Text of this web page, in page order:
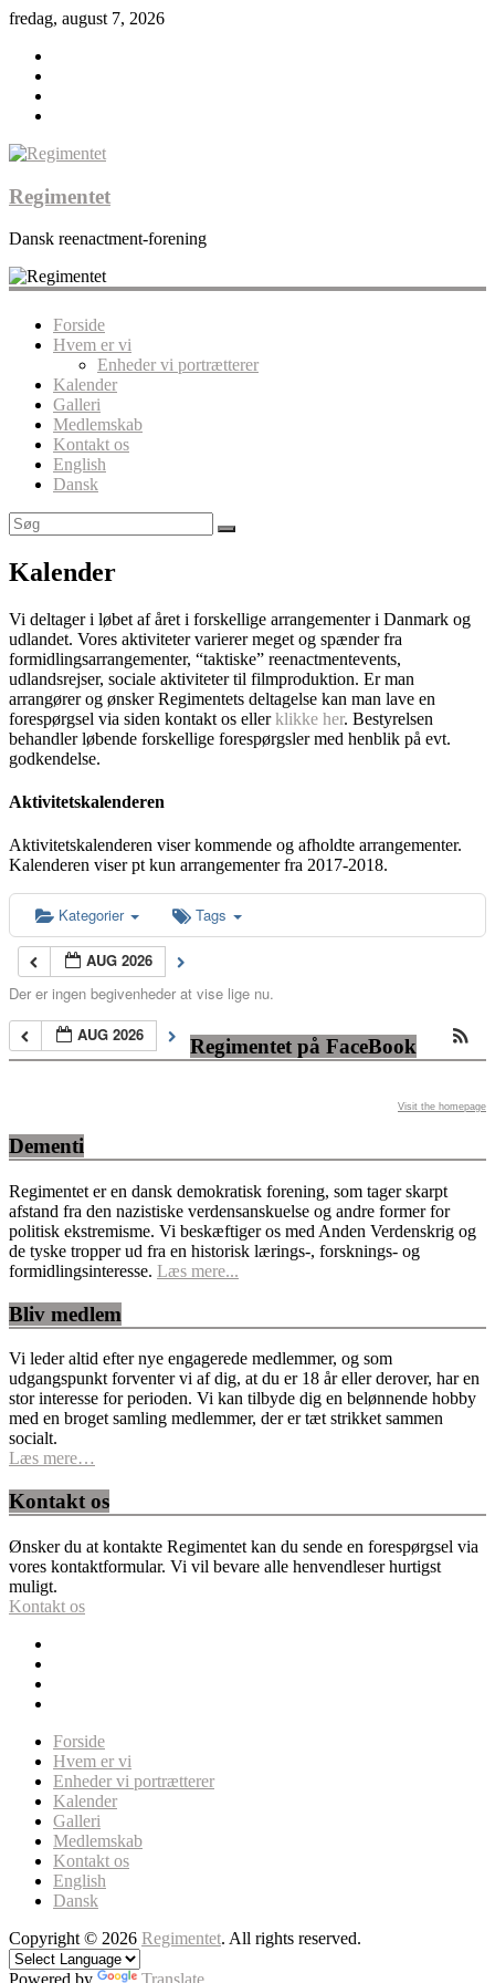
fredag, august 7, 2026
Regimentet
Dansk reenactment-forening
Forside
Hvem er vi
Enheder vi portrætterer
Kalender
Galleri
Medlemskab
Kontakt os
English
Dansk
Kalender
Vi deltager i løbet af året i forskellige arrangementer i Danmark og
udlandet. Vores aktiviteter varierer meget og spænder fra
formidlingsarrangementer, “taktiske” reenactmentevents,
udlandsrejser, sociale aktiviteter til filmproduktion. Er man
arrangører og ønsker Regimentets deltagelse kan man lave en
forespørgsel via siden kontakt os ellerklikke her. Bestyrelsen
behandler løbende forskellige forespørgsler med henblik på evt.
godkendelse.
Aktivitetskalenderen
Aktivitetskalenderen viser kommende og afholdte arrangementer.
Kalenderen viser pt kun arrangementer fra 2017-2018.
Kategorier Tags
AUG 2026
Der er ingen begivenheder at vise lige nu.
AUG 2026
Regimentet på FaceBook
Visit the homepage
Dementi
Regimentet er en dansk demokratisk forening, som tager skarpt
afstand fra den nazistiske verdensanskuelse og andre former for
politisk ekstremisme. Vi beskæftiger os med Anden Verdenskrig og
de tyske tropper ud fra en historisk lærings-, forsknings- og
formidlingsinteresse. Læs mere...
Bliv medlem
Vi leder altid efter nye engagerede medlemmer, og som
udgangspunkt forventer vi af dig, at du er 18 år eller derover, har en
stor interesse for perioden. Vi kan tilbyde dig en belønnende hobby
med en broget samling medlemmer, der er tæt strikket sammen
socialt.
Læs mere…
Kontakt os
Ønsker du at kontakte Regimentet kan du sende en forespørgsel via
vores kontaktformular. Vi vil bevare alle henvendleser hurtigst
muligt.
Kontakt os
Forside
Hvem er vi
Enheder vi portrætterer
Kalender
Galleri
Medlemskab
Kontakt os
English
Dansk
Copyright © 2026 Regimentet. All rights reserved.
Powered by Translate